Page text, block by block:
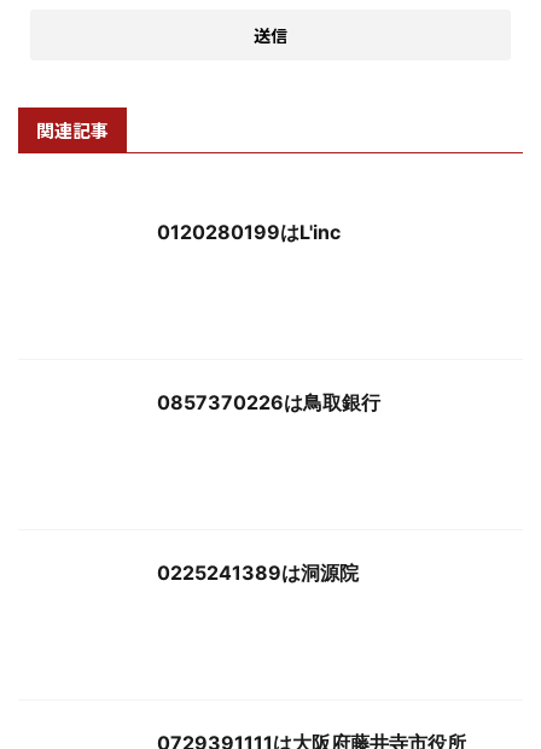
関連記事
0120280199はL'inc
0857370226は鳥取銀行
0225241389は洞源院
0729391111は大阪府藤井寺市役所